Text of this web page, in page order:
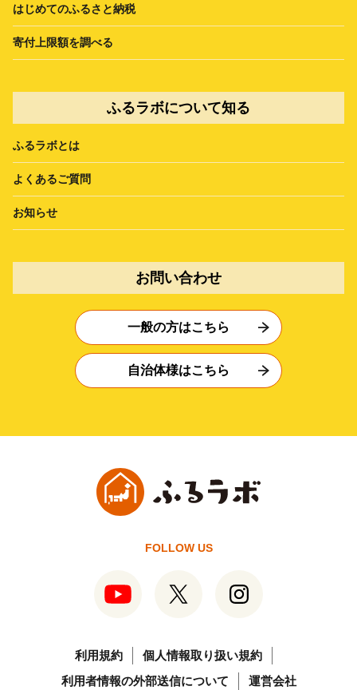
はじめてのふるさと納税
寄付上限額を調べる
ふるラボについて知る
ふるラボとは
よくあるご質問
お知らせ
お問い合わせ
一般の方はこちら
自治体様はこちら
FOLLOW US
利用規約
個人情報取り扱い規約
利用者情報の外部送信について
運営会社